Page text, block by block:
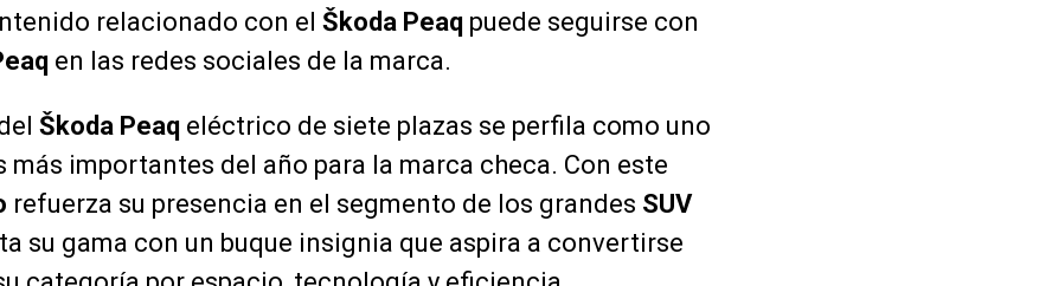
relacionado con el Škoda Peaq puede seguirse con
en las redes sociales de la marca.
Škoda Peaq eléctrico de siete plazas se perfila como uno
más importantes del año para la marca checa. Con este
refuerza su presencia en el segmento de los grandes SUV
su gama con un buque insignia que aspira a convertirse